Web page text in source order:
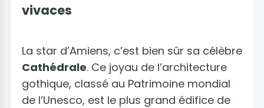
vivaces
La star d’Amiens, c’est bien sûr sa célèbre
Cathédrale. Ce joyau de l’architecture
gothique, classé au Patrimoine mondial
de l’Unesco, est le plus grand édifice de